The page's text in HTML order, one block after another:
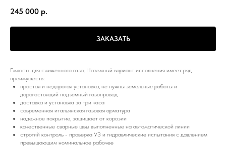
245 000 р.
ЗАКАЗАТЬ
Емкость для сжиженного газа. Наземный вариант исполнения имеет ряд
преимуществ:
простая и недорогая установка, не нужны земельные работы и
дорогостоящий подземный газопровод
доставка и установка за три часа
современная итальянская газовая арматура
надежное покрытие, защищает от корозии
качественные сварные швы выполненные на автоматической линии
строгий контроль - проверка УЗ и гидравлические испытания с давлением
превышающим номинальное рабочее